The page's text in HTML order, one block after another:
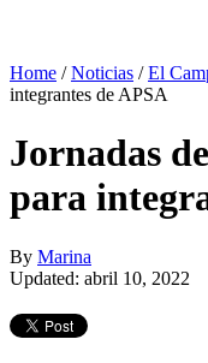
Home /Noticias /El
integrantes de APSA
Jornadas
para
By Marina
Updated: abril 10, 2022